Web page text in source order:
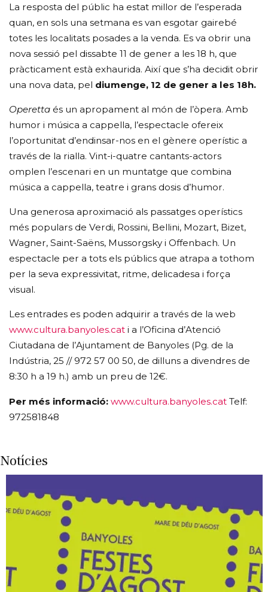
La resposta del públic ha estat millor de l’esperada
quan, en sols una setmana es van esgotar gairebé
totes les localitats posades a la venda. Es va obrir una
nova sessió pel dissabte 11 de gener a les 18 h, que
pràcticament està exhaurida. Així que s’ha decidit obrir
una nova data, pel diumenge, 12 de gener a les 18h.
Operetta és un apropament al món de l’òpera. Amb
humor i música a cappella, l’espectacle ofereix
l’oportunitat d’endinsar-nos en el gènere operístic a
través de la rialla. Vint-i-quatre cantants-actors
omplen l’escenari en un muntatge que combina
música a cappella, teatre i grans dosis d’humor.
Una generosa aproximació als passatges operístics
més populars de Verdi, Rossini, Bellini, Mozart, Bizet,
Wagner, Saint-Saëns, Mussorgsky i Offenbach. Un
espectacle per a tots els públics que atrapa a tothom
per la seva expressivitat, ritme, delicadesa i força
visual.
Les entrades es poden adquirir a través de la web
www.cultura.banyoles.cat i a l’Oficina d’Atenció
Ciutadana de l’Ajuntament de Banyoles (Pg. de la
Indústria, 25 // 972 57 00 50, de dilluns a divendres de
8:30 h a 19 h.) amb un preu de 12€.
Per més informació: www.cultura.banyoles.cat Telf:
972581848
Notícies